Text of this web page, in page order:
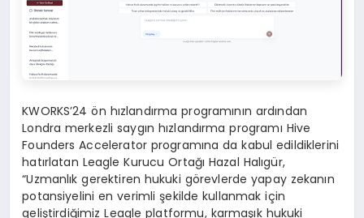
KWORKS’24 ön hızlandırma programının ardından
Londra merkezli saygın hızlandırma programı Hive
Founders Accelerator programına da kabul edildiklerini
hatırlatan Leagle Kurucu Ortağı Hazal Halıgür,
“Uzmanlık gerektiren hukuki görevlerde yapay zekanın
potansiyelini en verimli şekilde kullanmak için
geliştirdiğimiz Leagle platformu, karmaşık hukuki